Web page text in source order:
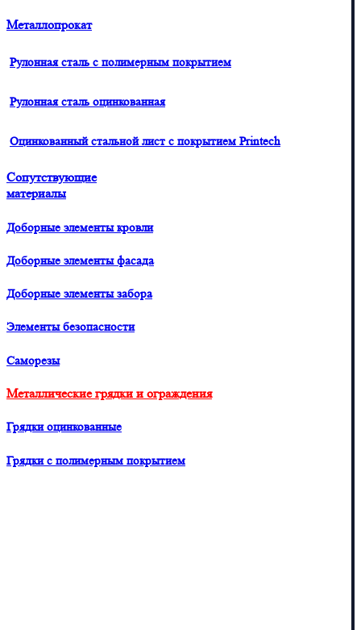
Металлопрокат
Рулонная сталь с полимерным покрытием
Рулонная сталь оцинкованная
Оцинкованный стальной лист с покрытием Printech
Сопутствующие
материалы
Доборные элементы кровли
Доборные элементы фасада
Доборные элементы забора
Элементы безопасности
Саморезы
Металлические грядки и ограждения
Грядки оцинкованные
Грядки с полимерным покрытием